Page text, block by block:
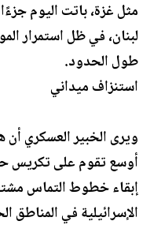
مثل غزة، باتت اليوم
لبنان، في ظل استمرار
طول الحدود.
استنزاف ميداني
ويرى الخبير العسكري
أوسع تقوم على تكريس
إبقاء خطوط التماس
الإسرائيلية في المناطق